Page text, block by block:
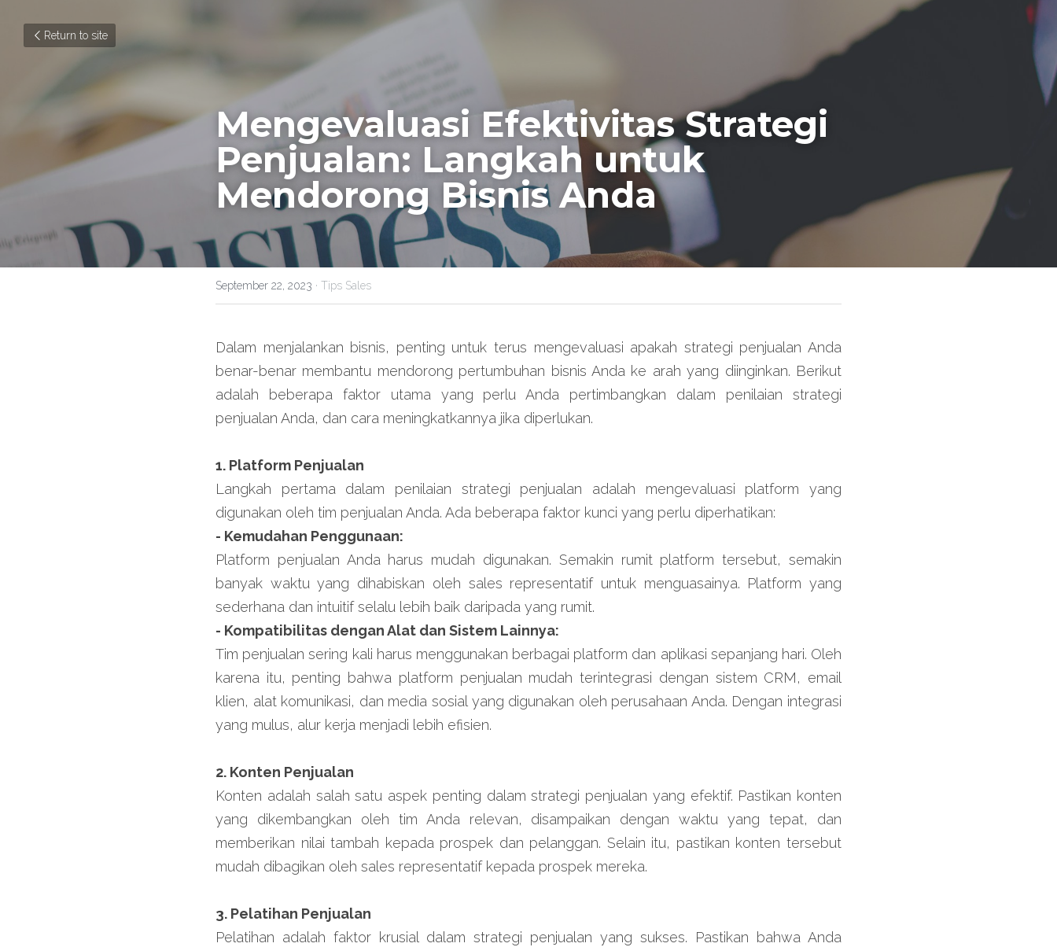
Return to site
Mengevaluasi Efektivitas Strategi
Penjualan: Langkah untuk
Mendorong Bisnis Anda
September 22, 2023 · Tips Sales
Dalam menjalankan bisnis, penting untuk terus mengevaluasi apakah strategi penjualan Anda
benar-benar membantu mendorong pertumbuhan bisnis Anda ke arah yang diinginkan. Berikut
adalah beberapa faktor utama yang perlu Anda pertimbangkan dalam penilaian strategi
penjualan Anda, dan cara meningkatkannya jika diperlukan.
1. Platform Penjualan
Langkah pertama dalam penilaian strategi penjualan adalah mengevaluasi platform yang
digunakan oleh tim penjualan Anda. Ada beberapa faktor kunci yang perlu diperhatikan:
- Kemudahan Penggunaan:
Platform penjualan Anda harus mudah digunakan. Semakin rumit platform tersebut, semakin
banyak waktu yang dihabiskan oleh sales representatif untuk menguasainya. Platform yang
sederhana dan intuitif selalu lebih baik daripada yang rumit.
- Kompatibilitas dengan Alat dan Sistem Lainnya:
Tim penjualan sering kali harus menggunakan berbagai platform dan aplikasi sepanjang hari. Oleh
karena itu, penting bahwa platform penjualan mudah terintegrasi dengan sistem CRM, email
klien, alat komunikasi, dan media sosial yang digunakan oleh perusahaan Anda. Dengan integrasi
yang mulus, alur kerja menjadi lebih efisien.
2. Konten Penjualan
Konten adalah salah satu aspek penting dalam strategi penjualan yang efektif. Pastikan konten
yang dikembangkan oleh tim Anda relevan, disampaikan dengan waktu yang tepat, dan
memberikan nilai tambah kepada prospek dan pelanggan. Selain itu, pastikan konten tersebut
mudah dibagikan oleh sales representatif kepada prospek mereka.
3. Pelatihan Penjualan
Pelatihan adalah faktor krusial dalam strategi penjualan yang sukses. Pastikan bahwa Anda